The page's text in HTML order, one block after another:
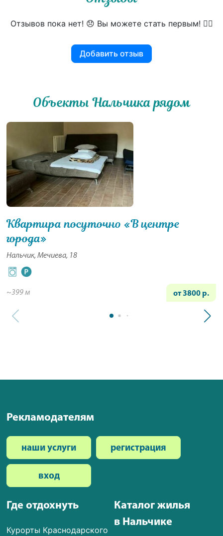
Отзывов пока нет! 😞 Вы можете стать первым! 👍🏻
Добавить отзыв
Объекты Нальчика рядом
Квартира посуточно «В центре
города»
Нальчик, Мечиева, 18
~399 м от 3800 р.
Где отдохнуть
Курорты Краснодарского
Каталог жилья
в Нальчике
Рекламодателям
наши услуги регистрация
вход